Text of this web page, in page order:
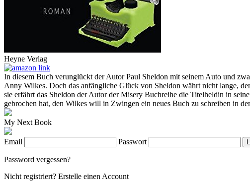
Heyne Verlag
In diesem Buch verunglückt der Autor Paul Sheldon mit seinem Auto und
Anny Wilkes. Doch das anfängliche Glück von Sheldon währt nicht lange,
sie erfährt das Sheldon der Autor der Misery Buchreihe die Titelheldin in
gebrochen hat, den Wilkes will in Zwingen ein neues Buch zu schreiben in
My Next Book
Email Passwort
Password vergessen?
Nicht registriert? Erstelle einen Account